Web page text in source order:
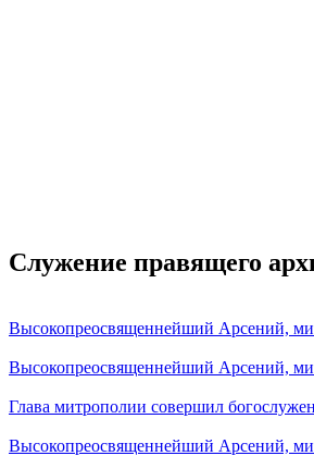
Служение правящего
Высокопреосвященнейший Арсений,
Высокопреосвященнейший Арсений,
Глава митрополии совершил
Высокопреосвященнейший Арсений,